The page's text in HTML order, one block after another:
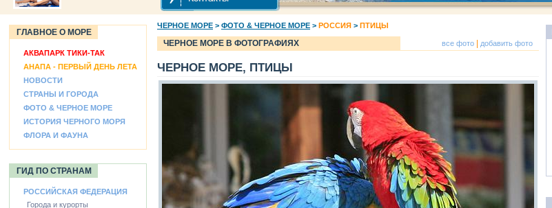
ГЛАВНОЕ О МОРЕ
АКВАПАРК ТИКИ-ТАК
АНАПА - ПЕРВЫЙ ДЕНЬ ЛЕТА
НОВОСТИ
СТРАНЫ И ГОРОДА
ФОТО & ЧЕРНОЕ МОРЕ
ИСТОРИЯ ЧЕРНОГО МОРЯ
ФЛОРА И ФАУНА
ГИД ПО СТРАНАМ
РОССИЙСКАЯ ФЕДЕРАЦИЯ
Города и курорты
ЧЕРНОЕ МОРЕ > ФОТО & ЧЕРНОЕ МОРЕ > РОССИЯ > ПТИЦЫ
ЧЕРНОЕ МОРЕ В ФОТОГРАФИЯХ все фото добавить фото
ЧЕРНОЕ МОРЕ, ПТИЦЫ